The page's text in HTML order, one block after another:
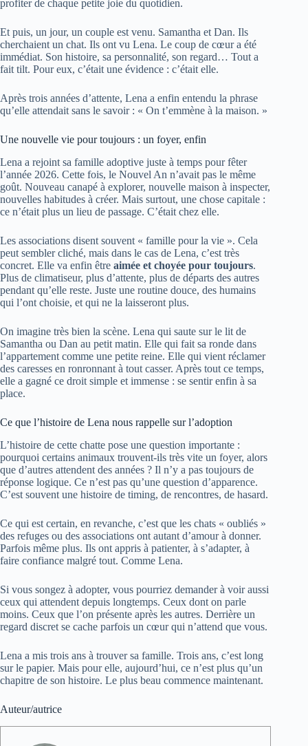
profiter de chaque petite joie du quotidien.
Et puis, un jour, un couple est venu. Samantha et Dan. Ils
cherchaient un chat. Ils ont vu Lena. Le coup de cœur a été
immédiat. Son histoire, sa personnalité, son regard… Tout a
fait tilt. Pour eux, c’était une évidence : c’était elle.
Après trois années d’attente, Lena a enfin entendu la phrase
qu’elle attendait sans le savoir : « On t’emmène à la maison. »
Une nouvelle vie pour toujours : un foyer, enfin
Lena a rejoint sa famille adoptive juste à temps pour fêter
l’année 2026. Cette fois, le Nouvel An n’avait pas le même
goût. Nouveau canapé à explorer, nouvelle maison à inspecter,
nouvelles habitudes à créer. Mais surtout, une chose capitale :
ce n’était plus un lieu de passage. C’était chez elle.
Les associations disent souvent « famille pour la vie ». Cela
peut sembler cliché, mais dans le cas de Lena, c’est très
concret. Elle va enfin être aimée et choyée pour toujours.
Plus de climatiseur, plus d’attente, plus de départs des autres
pendant qu’elle reste. Juste une routine douce, des humains
qui l’ont choisie, et qui ne la laisseront plus.
On imagine très bien la scène. Lena qui saute sur le lit de
Samantha ou Dan au petit matin. Elle qui fait sa ronde dans
l’appartement comme une petite reine. Elle qui vient réclamer
des caresses en ronronnant à tout casser. Après tout ce temps,
elle a gagné ce droit simple et immense : se sentir enfin à sa
place.
Ce que l’histoire de Lena nous rappelle sur l’adoption
L’histoire de cette chatte pose une question importante :
pourquoi certains animaux trouvent-ils très vite un foyer, alors
que d’autres attendent des années ? Il n’y a pas toujours de
réponse logique. Ce n’est pas qu’une question d’apparence.
C’est souvent une histoire de timing, de rencontres, de hasard.
Ce qui est certain, en revanche, c’est que les chats « oubliés »
des refuges ou des associations ont autant d’amour à donner.
Parfois même plus. Ils ont appris à patienter, à s’adapter, à
faire confiance malgré tout. Comme Lena.
Si vous songez à adopter, vous pourriez demander à voir aussi
ceux qui attendent depuis longtemps. Ceux dont on parle
moins. Ceux que l’on présente après les autres. Derrière un
regard discret se cache parfois un cœur qui n’attend que vous.
Lena a mis trois ans à trouver sa famille. Trois ans, c’est long
sur le papier. Mais pour elle, aujourd’hui, ce n’est plus qu’un
chapitre de son histoire. Le plus beau commence maintenant.
Auteur/autrice